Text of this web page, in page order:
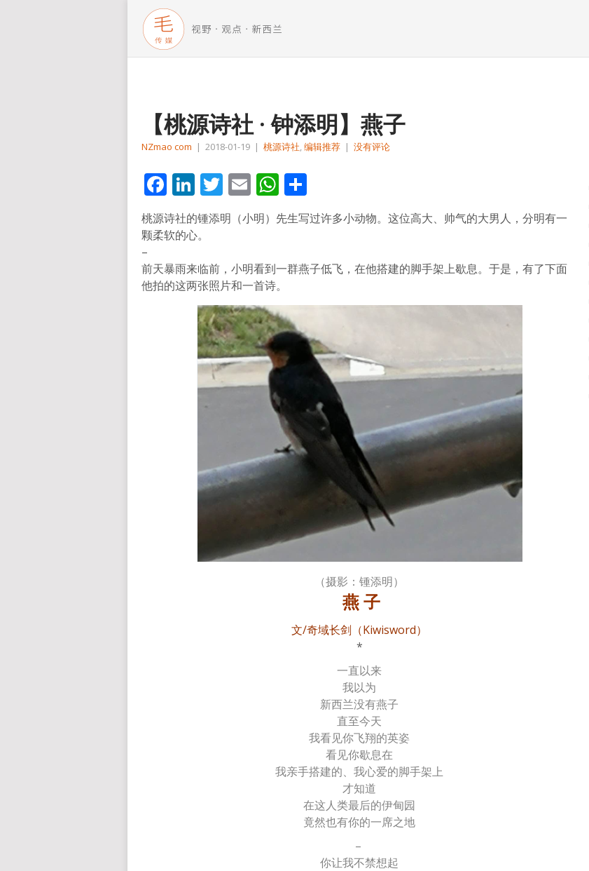
【桃源诗社 · 钟添明】燕子
NZmao com | 2018-01-19 | 桃源诗社,编辑推荐 | 没有评论
Facebook
LinkedIn
Twitter
EmailWhatsApp
享
桃源诗社的锺添明（小明）先生写过许多小动物。这位高大、帅气的大男人，分明有一
颗柔软的心。
–
前天暴雨来临前，小明看到一群燕子低飞，在他搭建的脚手架上歇息。于是，有了下面
他拍的这两张照片和一首诗。
（摄影：锺添明）
燕 子
文/奇域长剑（Kiwisword）
*
一直以来
我以为
新西兰没有燕子
直至今天
我看见你飞翔的英姿
看见你歇息在
我亲手搭建的、我心爱的脚手架上
才知道
在这人类最后的伊甸园
竟然也有你的一席之地
–
你让我不禁想起